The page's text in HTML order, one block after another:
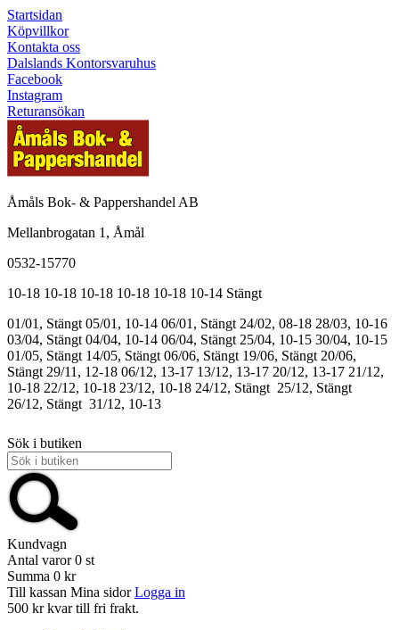
Startsidan
Köpvillkor
Kontakta oss
Dalslands Kontorsvaruhus
Facebook
Instagram
Returansökan
Åmåls Bok- & Pappershandel AB
Mellanbrogatan 1, Åmål
0532-15770
10-18 10-18 10-18 10-18 10-18 10-14 Stängt
01/01, Stängt 05/01, 10-14 06/01, Stängt 24/02, 08-18 28/03, 10-16
03/04, Stängt 04/04, 10-14 06/04, Stängt 25/04, 10-15 30/04, 10-15
01/05, Stängt 14/05, Stängt 06/06, Stängt 19/06, Stängt 20/06,
Stängt 29/11, 12-18 06/12, 13-17 13/12, 13-17 20/12, 13-17 21/12,
10-18 22/12, 10-18 23/12, 10-18 24/12, Stängt 25/12, Stängt
26/12, Stängt 31/12, 10-13
Sök i butiken
Kundvagn
Antal varor 0 st
Summa 0 kr
Till kassan Mina sidor Logga in
500 kr kvar till fri frakt.